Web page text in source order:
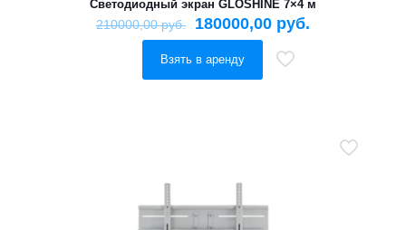
Светодиодный экран GLOSHINE 7×4 м
210000,00руб. 180000,00 руб.
Взять в аренду